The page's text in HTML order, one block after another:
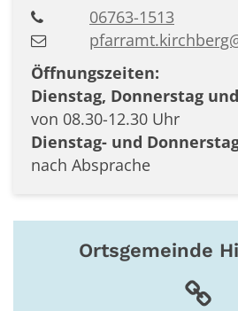
06763-1513
Öffnungszeiten:
Dienstag, Donnerstag
von 08.30-12.30 Uhr
Dienstag- und
nach Absprache
Ortsgemeinde